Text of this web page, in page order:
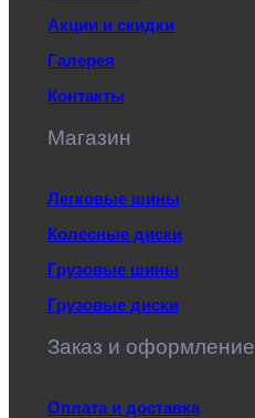
Акции и скидки
Галерея
Контакты
Магазин
Легковые шины
Колесные диски
Грузовые шины
Грузовые диски
Заказ и оформление
Оплата и доставка